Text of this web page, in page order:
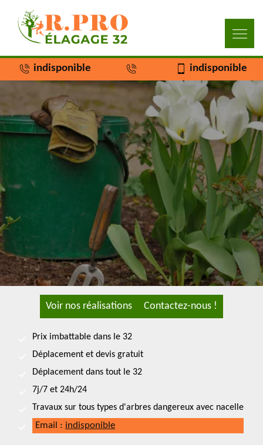
indisponible indisponible
Voir nos réalisations Contactez-nous !
Prix imbattable dans le 32
Déplacement et devis gratuit
Déplacement dans tout le 32
7j/7 et 24h/24
Travaux sur tous types d'arbres dangereux avec nacelle
Email : indisponible